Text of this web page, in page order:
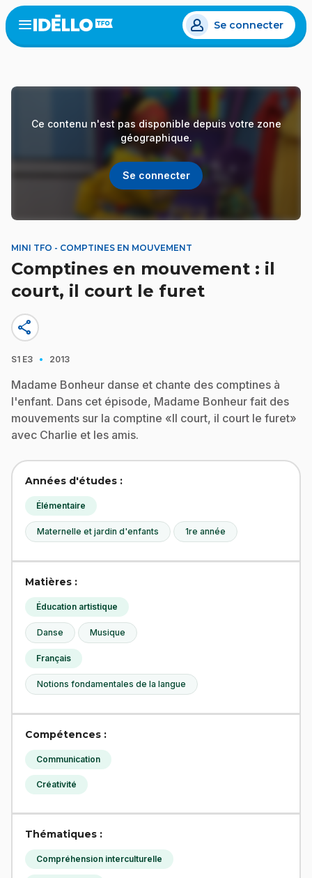
Aller
au
contenu
Open
menu
Se connecter
Ce contenu n'est pas disponible depuis votre zone
géographique.
Se connecter
MINI TFO - COMPTINES EN MOUVEMENT
Comptines en mouvement : il
court, il court le furet
share
S1 E3 · 2013
Madame Bonheur danse et chante des comptines à
l'enfant. Dans cet épisode, Madame Bonheur fait des
mouvements sur la comptine «Il court, il court le furet»
avec Charlie et les amis.
Années d'études :
Élémentaire
Maternelle et jardin d'enfants 1re année
Matières :
Éducation artistique
Danse Musique
Français
Notions fondamentales de la langue
Compétences :
Communication
Créativité
Thématiques :
Compréhension interculturelle